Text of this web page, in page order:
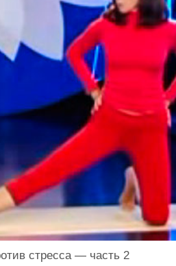
стресса — часть 2